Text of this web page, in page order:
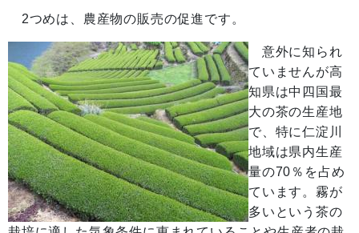
2つめは、農産物の販売の促進です。
意外に知られ
ていませんが高
知県は中四国最
大の茶の生産地
で、特に仁淀川
地域は県内生産
量の70％を占め
ています。霧が
多いという茶の